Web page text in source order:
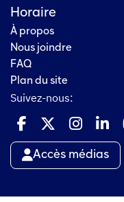
Horaire
À propos
Nous joindre
FAQ
Plan du site
Suivez-nous:
Accès médias